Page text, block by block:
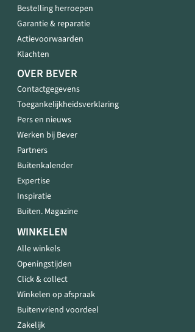
Bestelling herroepen
Garantie & reparatie
Actievoorwaarden
Klachten
OVER BEVER
Contactgegevens
Toegankelijkheidsverklaring
Pers en nieuws
Werken bij Bever
Partners
Buitenkalender
Expertise
Inspiratie
Buiten. Magazine
WINKELEN
Alle winkels
Openingstijden
Click & collect
Winkelen op afspraak
Buitenvriend voordeel
Zakelijk